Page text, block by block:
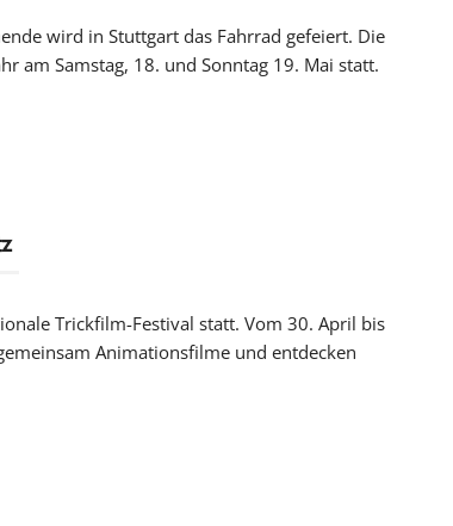
wird in Stuttgart das Fahrrad gefeiert. Die
am Samstag, 18. und Sonntag 19. Mai statt.
Trickfilm-Festival statt. Vom 30. April bis
Animationsfilme und entdecken